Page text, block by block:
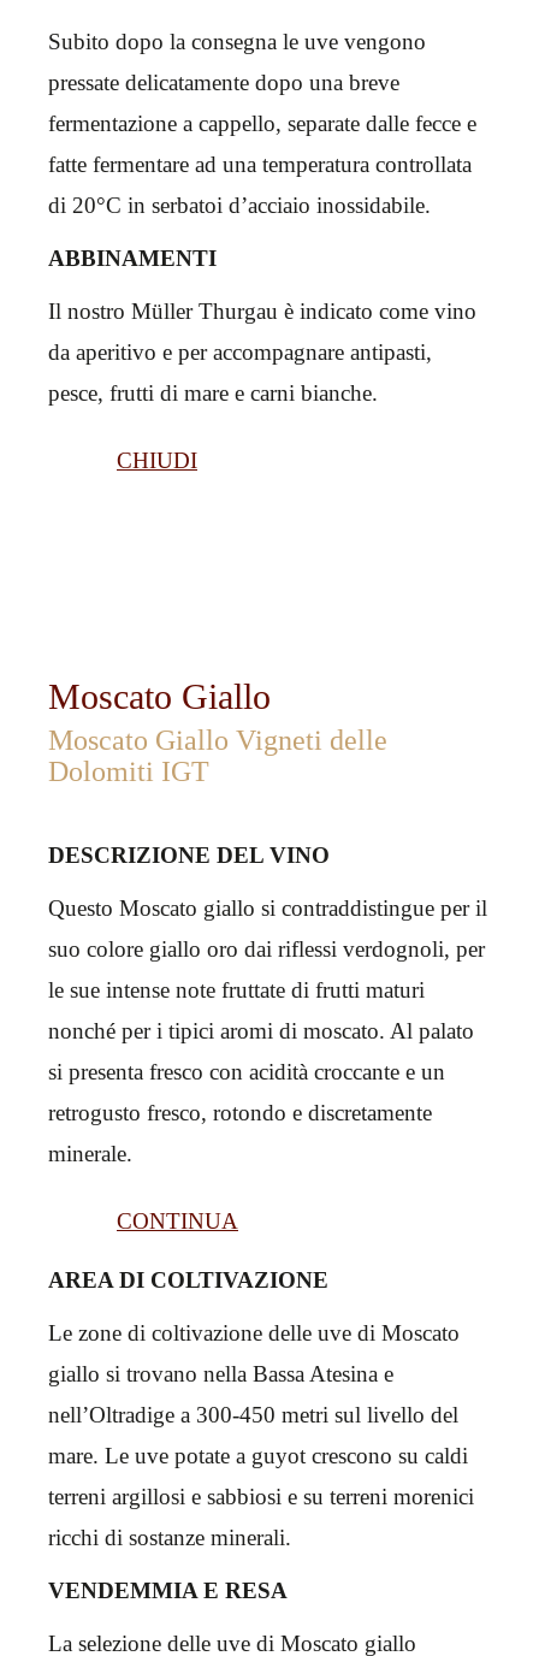
Subito dopo la consegna le uve vengono
pressate delicatamente dopo una breve
fermentazione a cappello, separate dalle fecce e
fatte fermentare ad una temperatura controllata
di 20°C in serbatoi d’acciaio inossidabile.
ABBINAMENTI
Il nostro Müller Thurgau è indicato come vino
da aperitivo e per accompagnare antipasti,
pesce, frutti di mare e carni bianche.
CHIUDI
Moscato Giallo
Moscato Giallo Vigneti delle
Dolomiti IGT
DESCRIZIONE DEL VINO
Questo Moscato giallo si contraddistingue per il
suo colore giallo oro dai riflessi verdognoli, per
le sue intense note fruttate di frutti maturi
nonché per i tipici aromi di moscato. Al palato
si presenta fresco con acidità croccante e un
retrogusto fresco, rotondo e discretamente
minerale.
CONTINUA
AREA DI COLTIVAZIONE
Le zone di coltivazione delle uve di Moscato
giallo si trovano nella Bassa Atesina e
nell’Oltradige a 300-450 metri sul livello del
mare. Le uve potate a guyot crescono su caldi
terreni argillosi e sabbiosi e su terreni morenici
ricchi di sostanze minerali.
VENDEMMIA E RESA
La selezione delle uve di Moscato giallo